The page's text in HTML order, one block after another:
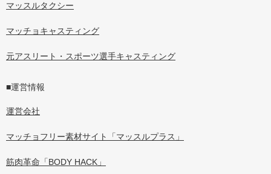
マッスルタクシー
マッチョキャスティング
元アスリート・スポーツ選手キャスティング
■運営情報
運営会社
マッチョフリー素材サイト「マッスルプラス」
筋肉革命「BODY HACK」